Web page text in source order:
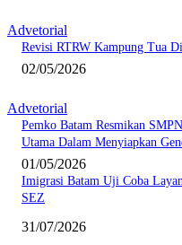
Advetorial
Revisi RTRW Kampung Tua
02/05/2026
Advetorial
Pemko Batam Resmikan
Utama Dalam Menyiapkan
01/05/2026
Imigrasi Batam Uji Coba
SEZ
31/07/2026